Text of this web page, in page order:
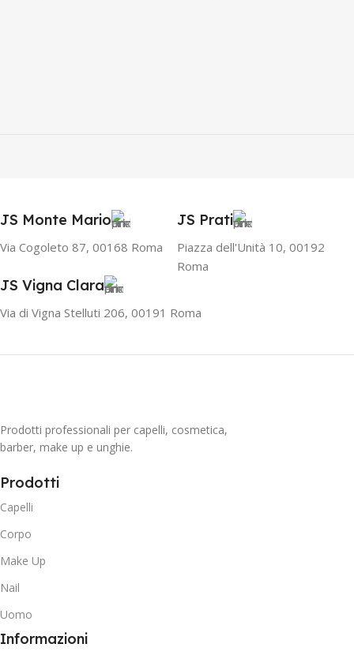
JS Monte Mario
Via Cogoleto 87, 00168 Roma
JS Prati
Piazza dell'Unità 10, 00192
Roma
JS Vigna Clara
Via di Vigna Stelluti 206, 00191 Roma
Prodotti professionali per capelli, cosmetica,
barber, make up e unghie.
Prodotti
Capelli
Corpo
Make Up
Nail
Uomo
Informazioni